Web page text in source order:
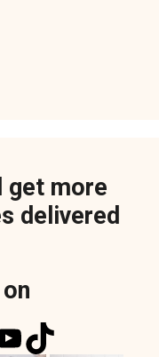
get more
delivered
TikTok